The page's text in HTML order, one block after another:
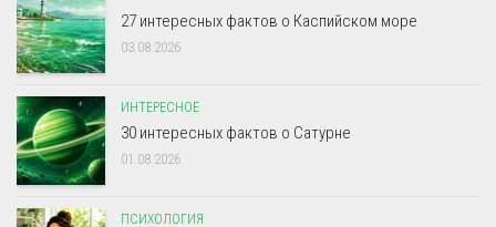
27 интересных фактов о Каспийском море
03.08.2026
ИНТЕРЕСНОЕ
30 интересных фактов о Сатурне
01.08.2026
ПСИХОЛОГИЯ